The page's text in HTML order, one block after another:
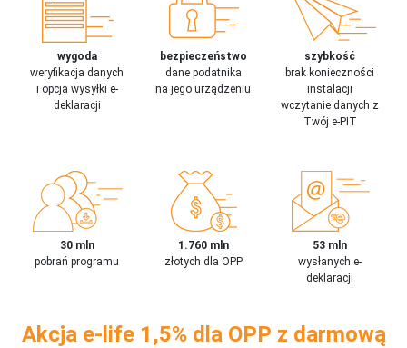
wygoda
weryfikacja danych
i opcja wysyłki e-
deklaracji
bezpieczeństwo
dane podatnika
na jego urządzeniu
szybkość
brak konieczności
instalacji
wczytanie danych z
Twój e-PIT
30 mln
pobrań programu
1.760 mln
złotych dla OPP
53 mln
wysłanych e-
deklaracji
Akcja e-life 1,5% dla OPP z darmową